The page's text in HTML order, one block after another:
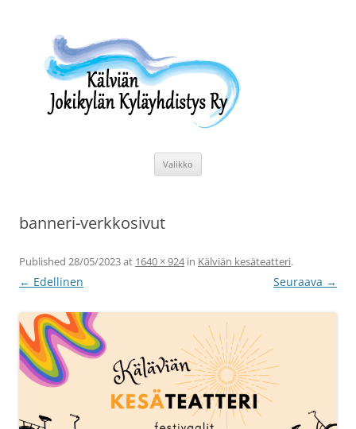
Valikko
banneri-verkkosivut
Published 28/05/2023at 1640 × 924in Kälviän kesäteatteri.
← Edellinen Seuraava →